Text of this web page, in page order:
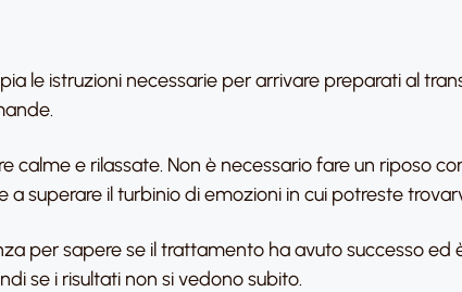
le istruzioni necessarie per arrivare preparati al
calme e rilassate. Non è necessario fare un riposo
superare il turbinio di emozioni in cui potreste
per sapere se il trattamento ha avuto successo ed
se i risultati non si vedono subito.